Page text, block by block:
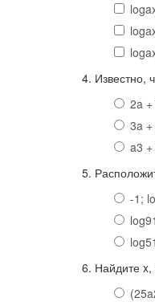
4. Известно,
2a
3a
a3
5.
-1;
6. Найдите